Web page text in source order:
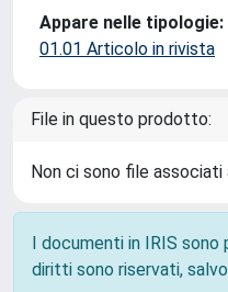
Appare nelle tipologie:
01.01 Articolo in rivista
File in questo prodotto:
Non ci sono file
I documenti in IRIS
diritti sono riservati,